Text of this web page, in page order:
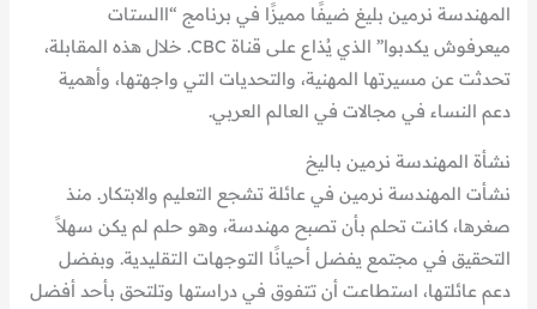
المهندسة نرمين بليغ ضيفًا مميزًا في برنامج “االستات
ميعرفوش يكدبوا” الذي يُذاع على قناة CBC. خلال هذه المقابلة،
تحدثت عن مسيرتها المهنية، والتحديات التي واجهتها، وأهمية
دعم النساء في مجالات في العالم العربي.
نشأة المهندسة نرمين باليخ
نشأت المهندسة نرمين في عائلة تشجع التعليم والابتكار. منذ
صغرها، كانت تحلم بأن تصبح مهندسة، وهو حلم لم يكن سهلاً
التحقيق في مجتمع يفضل أحيانًا التوجهات التقليدية. وبفضل
دعم عائلتها، استطاعت أن تتفوق في دراستها وتلتحق بأحد أفضل